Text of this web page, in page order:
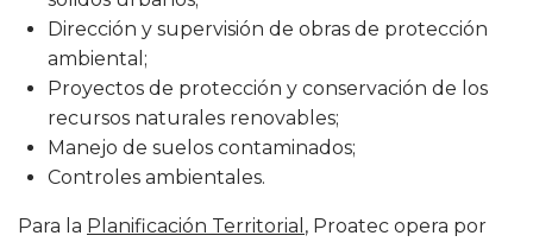
Dirección y supervisión de obras de protección
ambiental;
Proyectos de protección y conservación de los
recursos naturales renovables;
Manejo de suelos contaminados;
Controles ambientales.
Para la Planificación Territorial , Proatec opera por